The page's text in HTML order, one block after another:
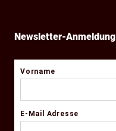
Newsletter-Anmeldung